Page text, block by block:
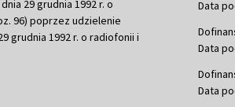
29 grudnia 1992 r. o
96) poprzez udzielenie
grudnia 1992 r. o radiofonii i
Data
Data
Data